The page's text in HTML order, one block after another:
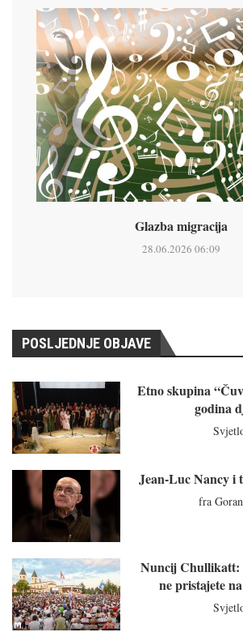
Glazba migracija
28.06.2026 06:09
POSLJEDNJE OBJAVE
Etno skupina
godina
Jean-Luc Nancy i
fra
Nuncij Chullikatt:
ne pristajete